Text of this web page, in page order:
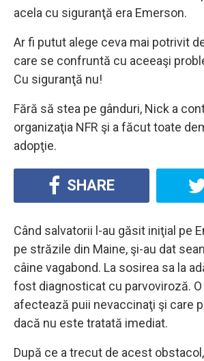
acela cu siguranţă era Emerson.
Ar fi putut alege ceva mai potrivit
care se confruntă cu aceeaşi
Cu siguranţă nu!
Fără să stea pe gânduri, Nick a
organizaţia NFR şi a făcut toate
adopţie.
SHARE
Când salvatorii l-au găsit iniţial pe
pe străzile din Maine, şi-au dat
câine vagabond. La sosirea sa la
fost diagnosticat cu parvoviroză. O
afectează puii nevaccinaţi şi care
dacă nu este tratată imediat.
După ce a trecut de acest